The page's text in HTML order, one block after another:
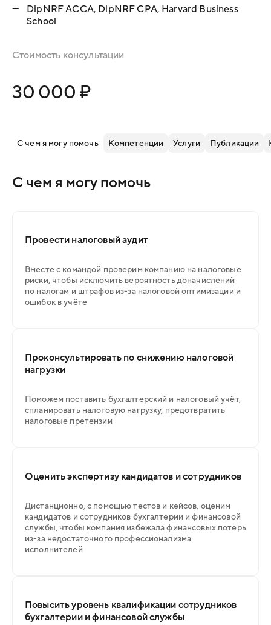
—
DipNRF ACCA, DipNRF CPA, Harvard Business
School
Стоимость консультации
30 000 ₽
С чем я могу помочь Компетенции Услуги Публикации
С чем я могу помочь
Провести налоговый аудит
Вместе с командой проверим компанию на налоговые
риски, чтобы исключить вероятность доначислений
по налогам и штрафов из-за налоговой оптимизации и
ошибок в учёте
Проконсультировать по снижению налоговой
нагрузки
Поможем поставить бухгалтерский и налоговый учёт,
спланировать налоговую нагрузку, предотвратить
налоговые претензии
Оценить экспертизу кандидатов и сотрудников
Дистанционно, с помощью тестов и кейсов, оценим
кандидатов и сотрудников бухгалтерии и финансовой
службы, чтобы компания избежала финансовых потерь
из-за недостаточного профессионализма
исполнителей
Повысить уровень квалификации сотрудников
бухгалтерии и финансовой службы